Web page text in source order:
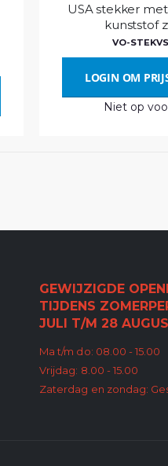
USA stekker
kunststof
VO-
LOGIN OM
Niet op
GEWIJZIGDE
TIJDENS
JULI T/M 28
Ma t/m do: 08.00 - 15.00
Vrijdag: 8.00 - 15.00
Zaterdag en zondag: